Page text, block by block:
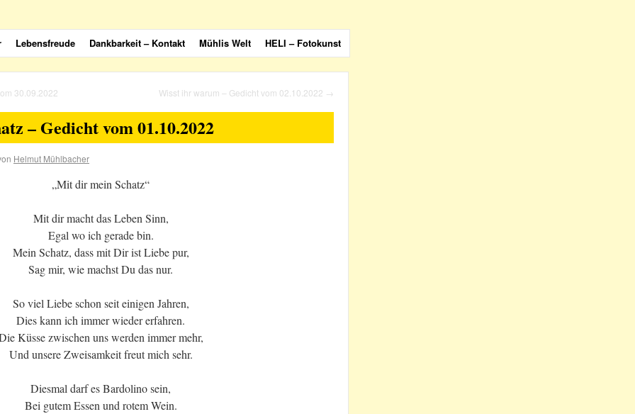
Lebensfreude Dankbarkeit – Kontakt Mühlis Welt HELI – Fotokunst
30.09.2022 Wisst ihr warum – Gedicht vom 02.10.2022 →
– Gedicht vom 01.10.2022
Helmut Mühlbacher
„Mit dir mein Schatz“
Mit dir macht das Leben Sinn,
Egal wo ich gerade bin.
Mein Schatz, dass mit Dir ist Liebe pur,
Sag mir, wie machst Du das nur.
So viel Liebe schon seit einigen Jahren,
Dies kann ich immer wieder erfahren.
Küsse zwischen uns werden immer mehr,
Und unsere Zweisamkeit freut mich sehr.
Diesmal darf es Bardolino sein,
Bei gutem Essen und rotem Wein.